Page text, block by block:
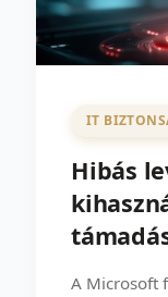
IT
Hibás
A Microsoft